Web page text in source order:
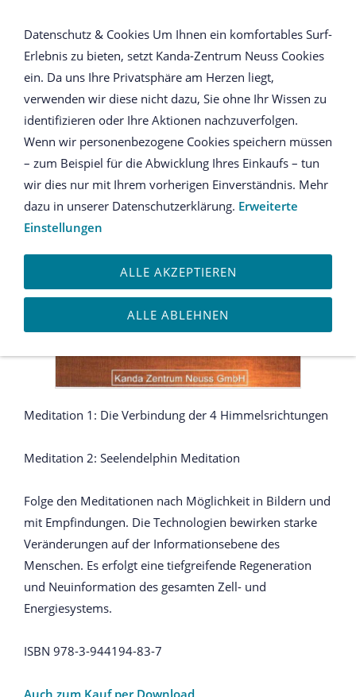
Meditationsform nach
Thomas Hagen
Meditation 1: Die Verbindung der 4 Himmelsrichtungen
Meditation 2: Seelendelphin Meditation
Folge den Meditationen nach Möglichkeit in Bildern und
mit Empfindungen. Die Technologien bewirken starke
Veränderungen auf der Informationsebene des
Menschen. Es erfolgt eine tiefgreifende Regeneration
und Neuinformation des gesamten Zell- und
Energiesystems.
ISBN 978-3-944194-83-7
Datenschutz & Cookies Um Ihnen ein komfortables Surf-
Erlebnis zu bieten, setzt Kanda-Zentrum Neuss Cookies
ein. Da uns Ihre Privatsphäre am Herzen liegt,
verwenden wir diese nicht dazu, Sie ohne Ihr Wissen zu
identifizieren oder Ihre Aktionen nachzuverfolgen.
Wenn wir personenbezogene Cookies speichern müssen
– zum Beispiel für die Abwicklung Ihres Einkaufs – tun
wir dies nur mit Ihrem vorherigen Einverständnis. Mehr
dazu in unserer Datenschutzerklärung. Erweiterte
Einstellungen
ALLE AKZEPTIEREN
ALLE ABLEHNEN